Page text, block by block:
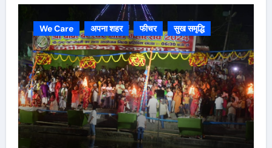
We Care अपना शहर फीचर सुख समृद्धि